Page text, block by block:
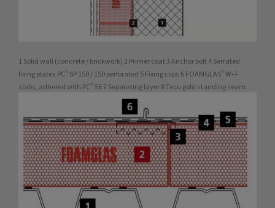
1 Solid wall (concrete / brickwork) 2 Primer coat 3 Anchor bolt 4 Serrated
fixing plates PC® SP 150 / 150 perforated 5 Fixing clips 6 FOAMGLAS® W+F
slabs, adhered with PC® 56 7 Separating layer 8 Tecu gold standing seam